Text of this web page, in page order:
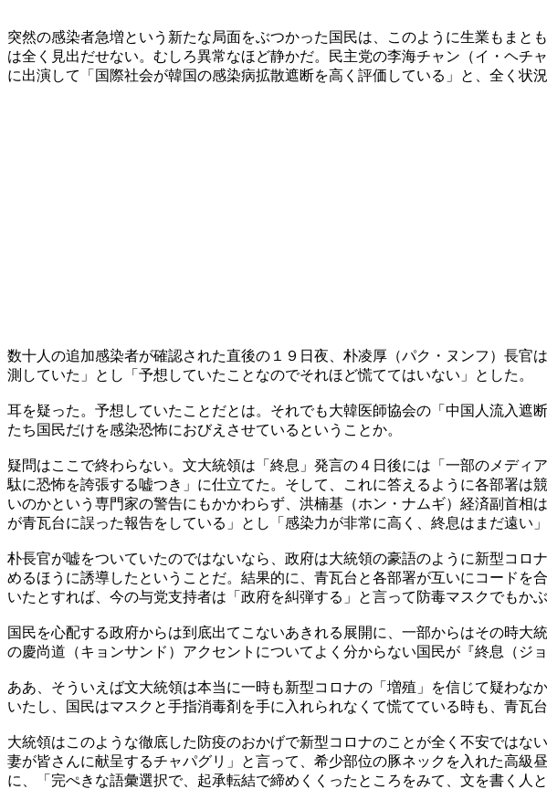
突然の感染者急増という新たな局面をぶつかった国民は、このように生業もま
は全く見出だせない。むしろ異常なほど静かだ。民主党の李海チャン（イ・ヘ
に出演して「国際社会が韓国の感染病拡散遮断を高く評価している」と、全く状
数十人の追加感染者が確認された直後の１９日夜、朴凌厚（パク・ヌンフ）長
測していた」とし「予想していたことなのでそれほど慌ててはいない」とした。
耳を疑った。予想していたことだとは。それでも大韓医師協会の「中国人流入
たち国民だけを感染恐怖におびえさせているということか。
疑問はここで終わらない。文大統領は「終息」発言の４日後には「一部のメデ
駄に恐怖を誇張する嘘つき」に仕立てた。そして、これに答えるように各部署
いのかという専門家の警告にもかかわらず、洪楠基（ホン・ナムギ）経済副首
が青瓦台に誤った報告をしている」とし「感染力が非常に高く、終息はまだ遠い
朴長官が嘘をついていたのではないなら、政府は大統領の豪語のように新型コ
めるほうに誘導したということだ。結果的に、青瓦台と各部署が互いにコード
いたとすれば、今の与党支持者は「政府を糾弾する」と言って防毒マスクでもか
国民を心配する政府からは到底出てこないあきれる展開に、一部からはその時
の慶尚道（キョンサンド）アクセントについてよく分からない国民が『終息（ジ
ああ、そういえば文大統領は本当に一時も新型コロナの「増殖」を信じて疑わ
いたし、国民はマスクと手指消毒剤を手に入れられなくて慌てている時も、青瓦
大統領はこのような徹底した防疫のおかげで新型コロナのことが全く不安では
妻が皆さんに献呈するチャパグリ」と言って、希少部位の豚ネックを入れた高
に、「完ぺきな語彙選択で、起承転結で締めくくったところをみて、文を書く